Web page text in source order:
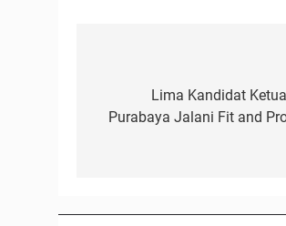
Lima Kandidat
Purabaya Jalani Fit and